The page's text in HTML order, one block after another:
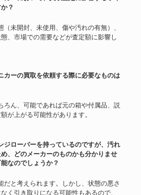
？
、市場での需要などが査定額に影響し
が上がる可能性があります。
、どのメーカーのものかも分かりませ
なのでしょうか？
く引き取りになる可能性もあるので、